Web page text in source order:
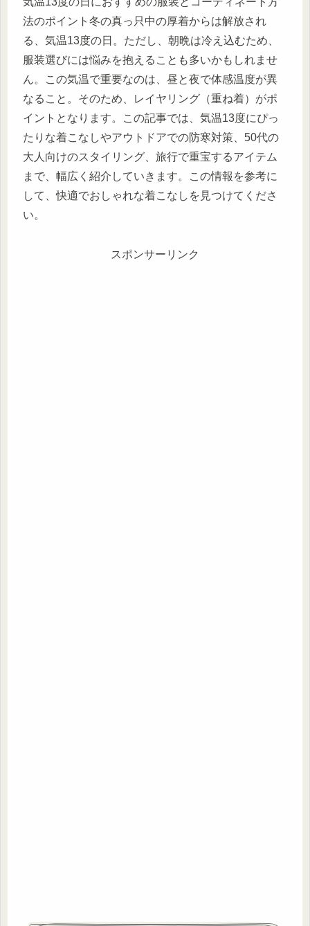
法のポイント冬の真っ只中の厚着からは解放され
る、気温13度の日。ただし、朝晩は冷え込むため、
服装選びには悩みを抱えることも多いかもしれませ
ん。この気温で重要なのは、昼と夜で体感温度が異
なること。そのため、レイヤリング（重ね着）がポ
イントとなります。この記事では、気温13度にぴっ
たりな着こなしやアウトドアでの防寒対策、50代の
大人向けのスタイリング、旅行で重宝するアイテム
まで、幅広く紹介していきます。この情報を参考に
して、快適でおしゃれな着こなしを見つけてくださ
い。
スポンサーリンク